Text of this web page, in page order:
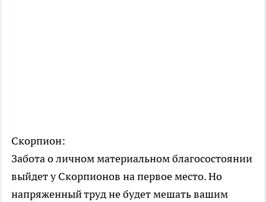
Скорпион:
Забота о личном материальном благосостоянии
выйдет у Скорпионов на первое место. Но
напряженный труд не будет мешать вашим